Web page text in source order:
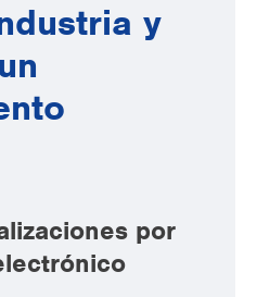
y
por